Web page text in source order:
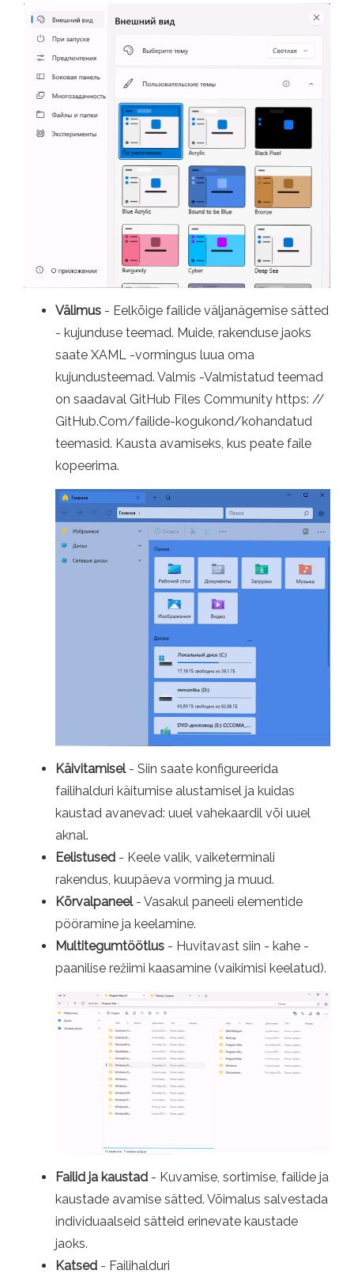
Välimus - Eelkõige failide väljanägemise sätted
- kujunduse teemad. Muide, rakenduse jaoks
saate XAML -vormingus luua oma
kujundusteemad. Valmis -Valmistatud teemad
on saadaval GitHub Files Community https: //
GitHub.Com/failide-kogukond/kohandatud
teemasid. Kausta avamiseks, kus peate faile
kopeerima.
Käivitamisel- Siin saate konfigureerida
failihalduri käitumise alustamisel ja kuidas
kaustad avanevad: uuel vahekaardil või uuel
aknal.
Eelistused - Keele valik, vaiketerminali
rakendus, kuupäeva vorming ja muud.
Kõrvalpaneel- Vasakul paneeli elementide
pööramine ja keelamine.
Multitegumtöötlus - Huvitavast siin - kahe -
paanilise režiimi kaasamine (vaikimisi keelatud).
Failid ja kaustad - Kuvamise, sortimise, failide ja
kaustade avamise sätted. Võimalus salvestada
individuaalseid sätteid erinevate kaustade
jaoks.
Katsed - Failihalduri